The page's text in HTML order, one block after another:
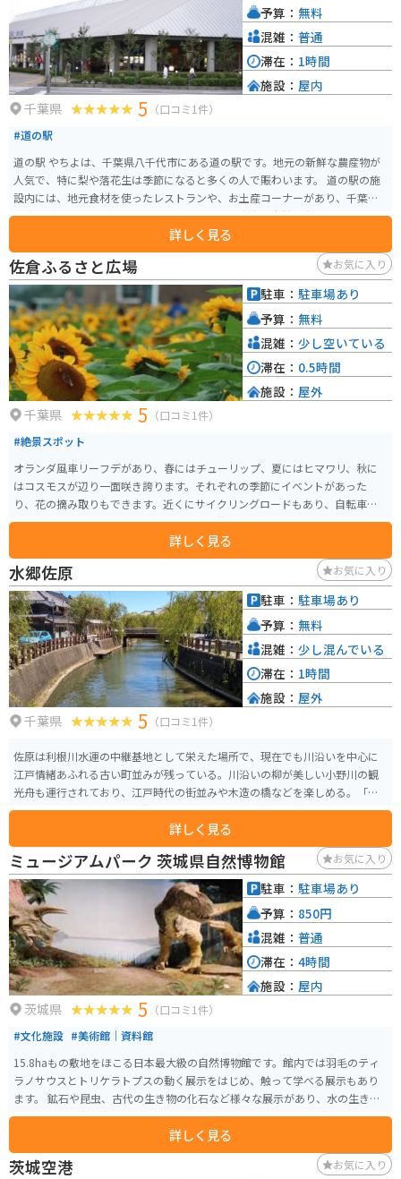
千葉県 5 （口コミ1件）
#道の駅
道の駅 やちよは、千葉県八千代市にある道の駅です。地元の新鮮な農産物が
人気で、特に梨や落花生は季節になると多くの人で賑わいます。 道の駅の施
設内には、地元食材を使ったレストランや、お土産コーナーがあり、千葉の
味覚を楽しむことができます。また、周辺には広大な自然が広がり、サイク
リングコースとしても人気があります。道の駅には広い駐車場と休憩スペー
スも用意されているので、バイクでのツーリングにも最適です。 特産品とし
ては、落花生の加工品や、梨を使ったスイーツなどが人気です。道の駅で購
入できるほか、周辺の農園でも直売を行っている場合があります。
詳しく見る
予算： 無料
混雑： 普通
滞在： 1時間
施設： 屋内
佐倉ふるさと広場 お気に入り
千葉県 5 （口コミ1件）
#絶景スポット
オランダ風車リーフデがあり、春にはチューリップ、夏にはヒマワリ、秋に
はコスモスが辺り一面咲き誇ります。それぞれの季節にイベントがあった
り、花の摘み取りもできます。近くにサイクリングロードもあり、自転車で
来る人もたくさんいます。売店には近くの牧場の美味しいソフトクリームが
詳しく見る
駐車： 駐車場あり
予算： 無料
混雑： 少し空いている
滞在： 0.5時間
施設： 屋外
水郷佐原 お気に入り
千葉県 5 （口コミ1件）
佐原は利根川水運の中継基地として栄えた場所で、現在でも川沿いを中心に
江戸情緒あふれる古い町並みが残っている。川沿いの柳が美しい小野川の観
光舟も運行されており、江戸時代の街並みや木造の橋などを楽しめる。「北
総の小江戸」と呼ばれる水郷の町で、かつては、川越市、栃木市と並んで関
東三大小江戸に数えられており、小野川を中心に土蔵造りの商家や町屋が軒
を連ねている。
詳しく見る
駐車： 駐車場あり
予算： 無料
混雑： 少し混んでいる
滞在： 1時間
施設： 屋外
ミュージアムパーク 茨城県自然博物館 お気に入り
茨城県 5 （口コミ1件）
#文化施設 #美術館｜資料館
15.8haもの敷地をほこる日本最大級の自然博物館です。館内では羽毛のティ
ラノサウスとトリケラトプスの動く展示をはじめ、触って学べる展示もあり
ます。 鉱石や昆虫、古代の生き物の化石など様々な展示があり、水の生き物
のブースでは海の生き物の展示はもちろんイワナやアユ、ヒトデやネコザメ
など実際に水槽で泳いでいる姿を見ることもできます。また、中庭には巨大
なダイオウイカもいるので近くでみると迫力満点です。 駐車場は料金がかか
りませんし、かなり広めなので混雑時でも止められないことはないと思いま
詳しく見る
駐車： 駐車場あり
予算： 850円
混雑： 普通
滞在： 4時間
施設： 屋内
茨城空港 お気に入り